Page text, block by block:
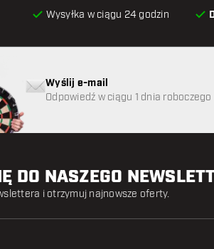
Wysyłka w ciągu 24 godzin
Wyślij e-mail
Odpowiedź w ciągu 1 dnia roboczego
DO NASZEGO
i otrzymuj najnowsze oferty.